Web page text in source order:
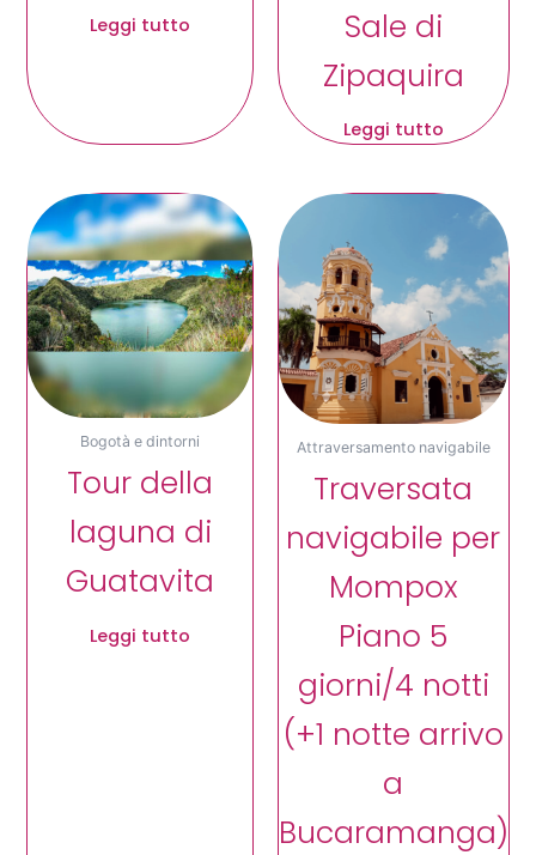
Leggi tutto
Sale di
Zipaquira
Leggi tutto
Bogotà e dintorni
Tour della
laguna di
Guatavita
Leggi tutto
Attraversamento navigabile
Traversata
navigabile per
Mompox
Piano 5
giorni/4 notti
(+1 notte arrivo
a
Bucaramanga)